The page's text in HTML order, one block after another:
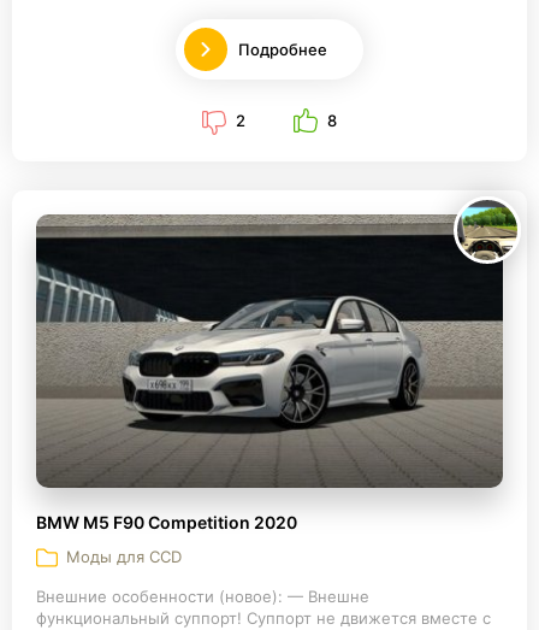
Подробнее
2 8
BMW M5 F90 Competition 2020
Моды для CCD
Внешние особенности (новое): — Внешне
функциональный суппорт! Суппорт не движется вместе с